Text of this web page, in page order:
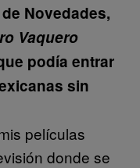
Novedades,
Vaquero
podía entrar
sin
películas
donde se